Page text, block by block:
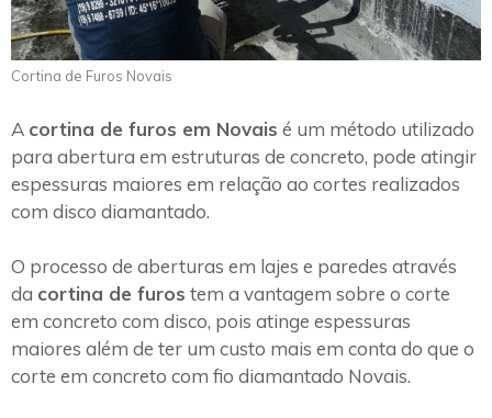
Cortina de Furos Novais
A cortina de furos em Novais é um método utilizado
para abertura em estruturas de concreto, pode atingir
espessuras maiores em relação ao cortes realizados
com disco diamantado.
O processo de aberturas em lajes e paredes através
da cortina de furos tem a vantagem sobre o corte
em concreto com disco, pois atinge espessuras
maiores além de ter um custo mais em conta do que o
corte em concreto com fio diamantado Novais.